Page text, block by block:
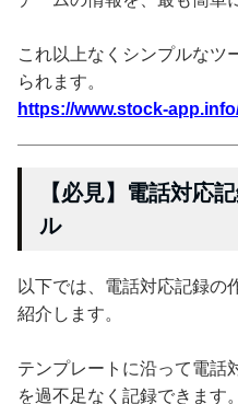
これ以上なくシンプルなツ
られます。
https://www.stock-
【必見】電話対応
ル
以下では、電話対応記録の
紹介します。
テンプレートに沿って電話
を過不足なく記録できます